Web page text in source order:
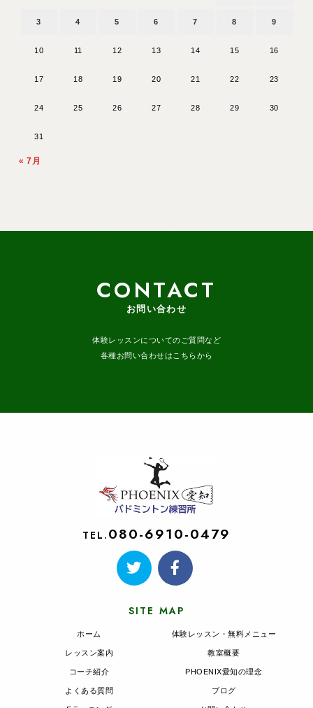
3 4 5 6 7 8 9
10 11 12 13 14 15 16
17 18 19 20 21 22 23
24 25 26 27 28 29 30
31
« 7月
CONTACT
お問い合わせ
体験レッスンについてのご質問など
各種お問い合わせはこちらから
TEL. 080-6910-0479
SITE MAP
ホーム
レッスン案内
コーチ紹介
よくある質問
体験レッスン・無料メニュー
教室概要
PHOENIX愛知の理念
ブログ